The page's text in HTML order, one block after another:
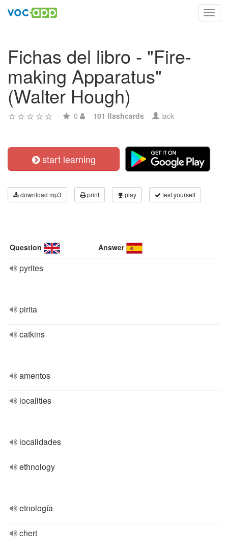
Fichas del libro - "Fire-
making Apparatus"
(Walter Hough)
0 101 flashcards lack
start learning
download mp3 print play test yourself
Question Answer
pyrites
pirita
catkins
amentos
localities
localidades
ethnology
etnología
chert